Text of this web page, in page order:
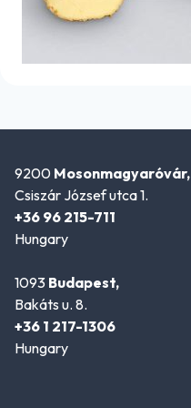
9200 Mosonmagyaróvár,
Csiszár József utca 1.
+36 96 215-711
Hungary
1093 Budapest,
Bakáts u. 8.
+36 1 217-1306
Hungary